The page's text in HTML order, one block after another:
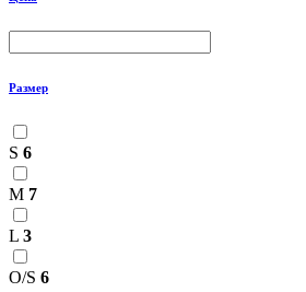
Размер
S 6
M 7
L 3
O/S 6